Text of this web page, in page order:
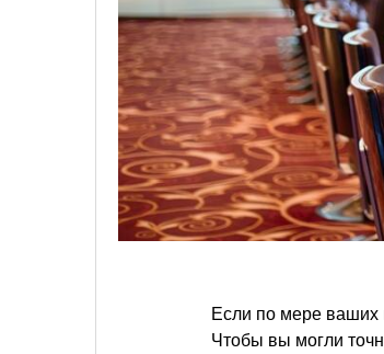
Если по мере ваших
Чтобы вы могли